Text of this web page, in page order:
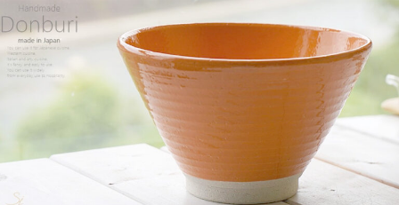
≪おすすめ≫自然感じる食卓、今日も美味しくいただきます！大
地の恵みで生きているシリーズ
2023/3/31
≪おすすめ≫ぬくもりカラーでほっこり♪波佐見焼 琥珀シリー